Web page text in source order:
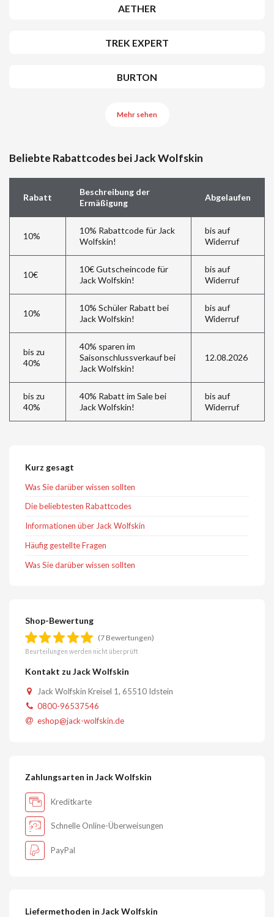
AETHER
TREK EXPERT
BURTON
Mehr sehen
Beliebte Rabattcodes bei Jack Wolfskin
Rabatt
Beschreibung der
Ermäßigung
Abgelaufen
10%
10% Rabattcode für Jack
Wolfskin!
bis auf
Widerruf
10€
10€ Gutscheincode für
Jack Wolfskin!
bis auf
Widerruf
10%
10% Schüler Rabatt bei
Jack Wolfskin!
bis auf
Widerruf
bis zu
40%
40% sparen im
Saisonschlussverkauf bei
Jack Wolfskin!
12.08.2026
bis zu
40%
40% Rabatt im Sale bei
Jack Wolfskin!
bis auf
Widerruf
Kurz gesagt
Was Sie darüber wissen sollten
Die beliebtesten Rabattcodes
Informationen über Jack Wolfskin
Häufig gestellte Fragen
Was Sie darüber wissen sollten
Shop-Bewertung
(7 Bewertungen)
Beurteilungen werden nicht überprüft
Kontakt zu Jack Wolfskin
Jack Wolfskin Kreisel 1, 65510 Idstein
0800-96537546
eshop@jack-wolfskin.de
Zahlungsarten in Jack Wolfskin
Kreditkarte
Schnelle Online-Überweisungen
PayPal
Liefermethoden in Jack Wolfskin